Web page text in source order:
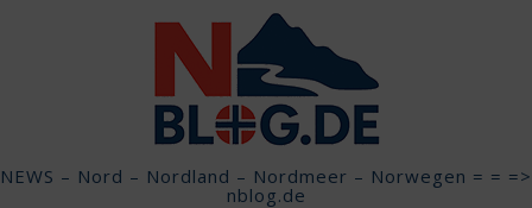
NEWS – Nord – Nordland – Nordmeer – Norwegen = = =>
nblog.de